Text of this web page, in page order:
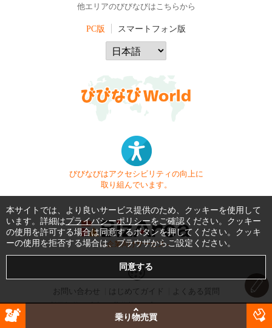
他エリアのびびなびはこちらから
PC版 スマートフォン版
びびなびはアクセシビリティの向上に
取り組んでいます。
- 企業向けサービス -
お問い合わせ はじめてガイド
よくある質問
利用規約
商標・著作権 プライバシーポリシー
Copyright © 1999-2026 Vivid Navigation, Inc. All Rights Reserved.
乗り物売買
本サイトでは、より良いサービス提供のため、クッキーを使用して
います。詳細はプライバシーポリシーをご確認ください。クッキー
の使用を許可する場合は同意するボタンを押してください。クッキ
ーの使用を拒否する場合は、ブラウザからご設定ください。